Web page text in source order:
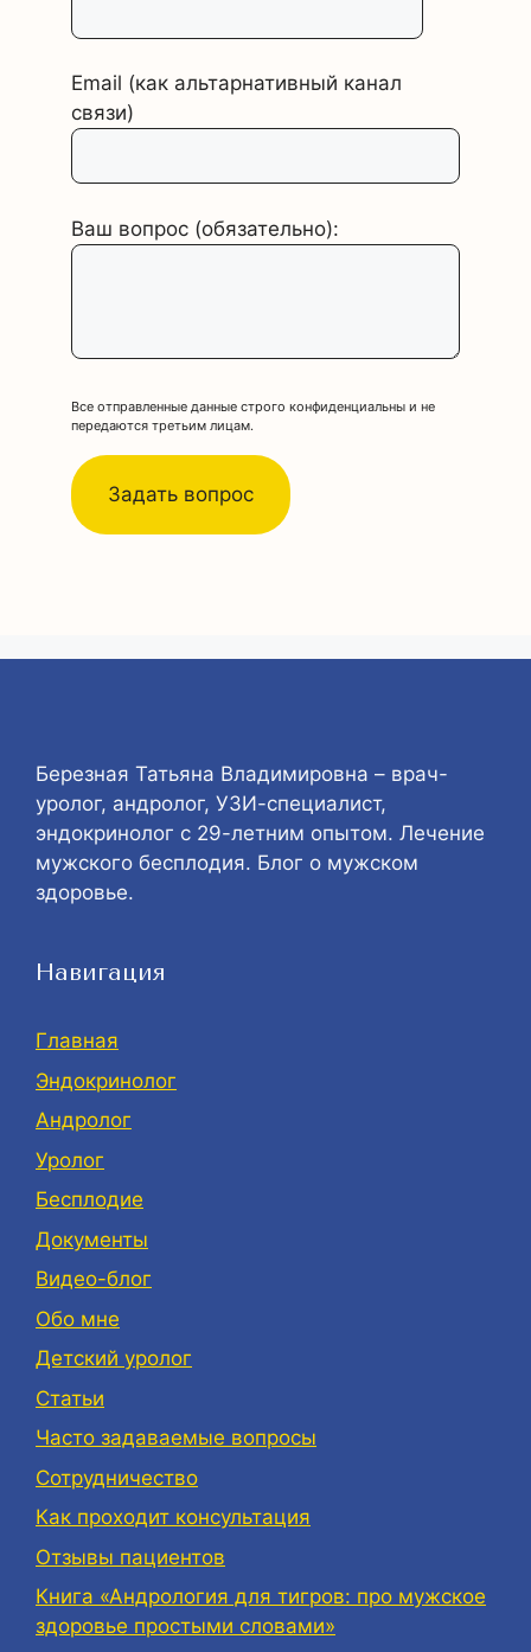
Email (как альтарнативный канал
связи)
Ваш вопрос (обязательно):
Все отправленные данные строго конфиденциальны и не
передаются третьим лицам.
Березная Татьяна Владимировна – врач-
уролог, андролог, УЗИ-специалист,
эндокринолог с 29-летним опытом. Лечение
мужского бесплодия. Блог о мужском
здоровье.
Навигация
Главная
Эндокринолог
Андролог
Уролог
Бесплодие
Документы
Видео-блог
Обо мне
Детский уролог
Статьи
Часто задаваемые вопросы
Сотрудничество
Как проходит консультация
Отзывы пациентов
Книга «Андрология для тигров: про мужское
здоровье простыми словами»